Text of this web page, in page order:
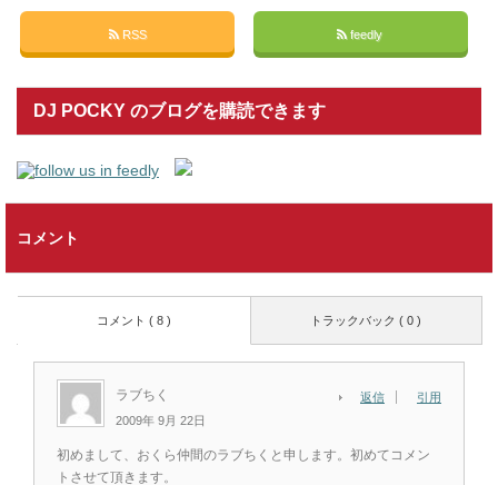
RSS feedly
DJ POCKY のブログを購読できます
コメント
トラックバック ( 0 )
コメント ( 8 )
ラブちく
2009年 9月 22日
返信 引用
初めまして、おくら仲間のラブちくと申します。初めてコメン
トさせて頂きます。